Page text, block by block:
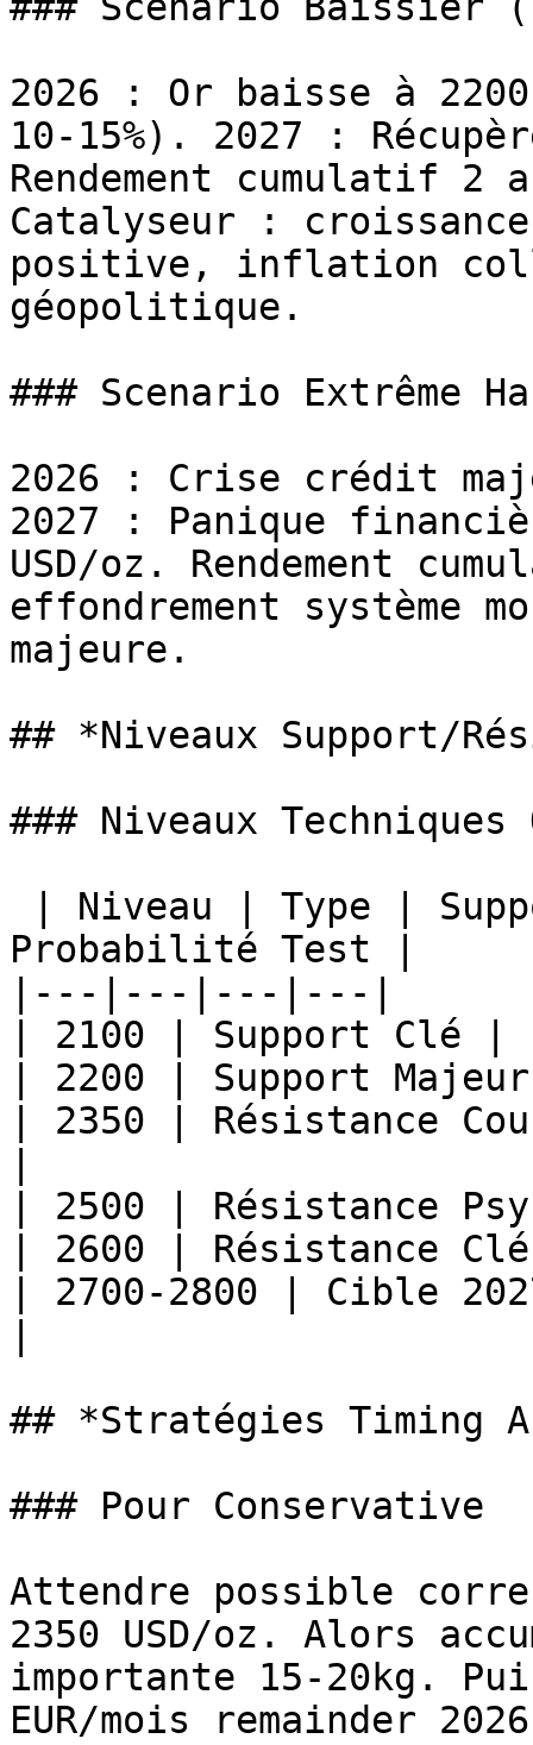
2026 : Or baisse à
10-15%). 2027 :
Rendement cumulatif
Catalyseur :
positive, inflation
géopolitique.
### Scenario Extrême
2026 : Crise crédit
2027 : Panique
USD/oz. Rendement
effondrement système
majeure.
## *Niveaux Support/
### Niveaux Techniques
Probabilité Test |
|---|---|---|---|
| 2100 | Support Clé |
| 2200 | Support
| 2350 | Résistance
| 2500 | Résistance
| 2600 | Résistance
| 2700-2800 | Cible
## *Stratégies Timing
### Pour Conservative
Attendre possible
2350 USD/oz. Alors
importante 15-20kg.
EUR/mois remainder